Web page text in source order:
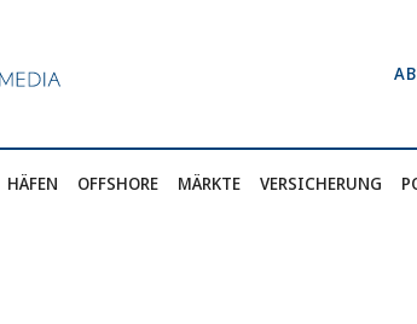
HÄFEN OFFSHORE MÄRKTE VERSICHERUNG